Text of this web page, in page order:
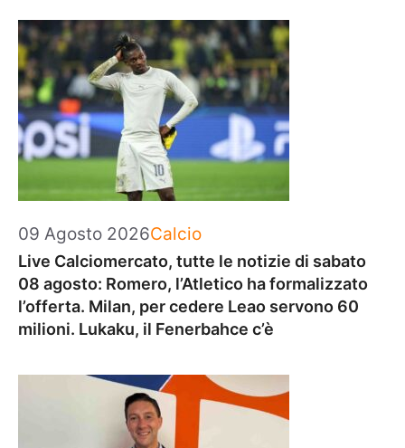
09 Agosto 2026Categorie
Calcio
Live Calciomercato, tutte le notizie di sabato
08 agosto: Romero, l’Atletico ha formalizzato
l’offerta. Milan, per cedere Leao servono 60
milioni. Lukaku, il Fenerbahce c’è